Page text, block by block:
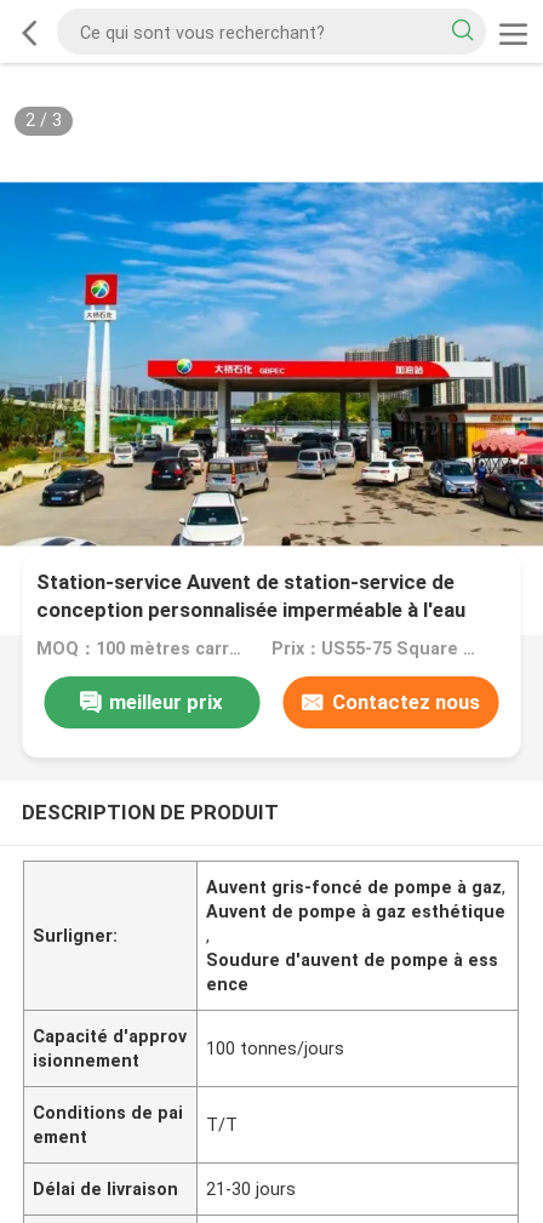
2/ 3
Station-service Auvent de station-service de
conception personnalisée imperméable à l'eau
extérieure
MOQ：100 mètres carrés Prix：US55-75 Square Meters
meilleur prix Contactez nous
DESCRIPTION DE PRODUIT
Surligner:
Auvent gris-foncé de pompe à gaz,
Auvent de pompe à gaz esthétique
,
Soudure d'auvent de pompe à ess
ence
Capacité d'approv
isionnement
100 tonnes/jours
Conditions de pai
ement
T/T
Délai de livraison 21-30 jours